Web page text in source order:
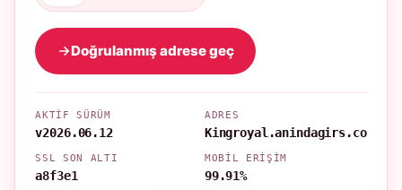
Doğrulanmış adrese geç
AKTIF SÜRÜM
v2026.06.12
ADRES
Kingroyal.anindagirs.co
SSL SON ALTI
a8f3e1
MOBIL ERIŞIM
99.91%